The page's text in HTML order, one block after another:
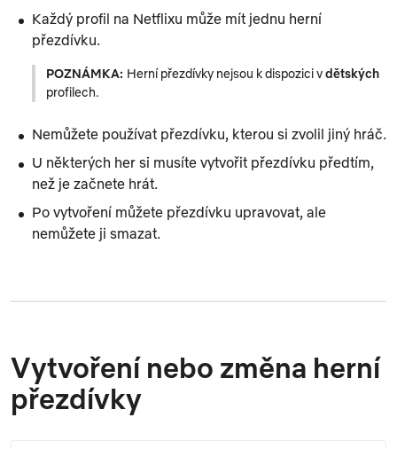
Každý profil na Netflixu může mít jednu herní
přezdívku.
POZNÁMKA: Herní přezdívky nejsou k dispozici vdětských
profilech.
Nemůžete používat přezdívku, kterou si zvolil jiný hráč.
U některých her si musíte vytvořit přezdívku předtím,
než je začnete hrát.
Po vytvoření můžete přezdívku upravovat, ale
nemůžete ji smazat.
Vytvoření nebo změna herní
přezdívky